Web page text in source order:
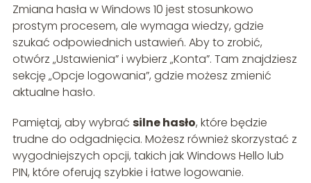
Zmiana hasła w Windows 10 jest stosunkowo
prostym procesem, ale wymaga wiedzy, gdzie
szukać odpowiednich ustawień. Aby to zrobić,
otwórz „Ustawienia” i wybierz „Konta”. Tam znajdziesz
sekcję „Opcje logowania”, gdzie możesz zmienić
aktualne hasło.
Pamiętaj, aby wybrać silne hasło, które będzie
trudne do odgadnięcia. Możesz również skorzystać z
wygodniejszych opcji, takich jak Windows Hello lub
PIN, które oferują szybkie i łatwe logowanie.